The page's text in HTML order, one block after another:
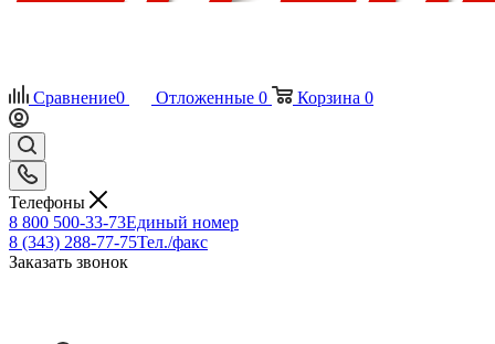
Сравнение0 Отложенные 0 Корзина 0
Телефоны
8 800 500-33-73Единый номер
8 (343) 288-77-75Тел./факс
Заказать звонок